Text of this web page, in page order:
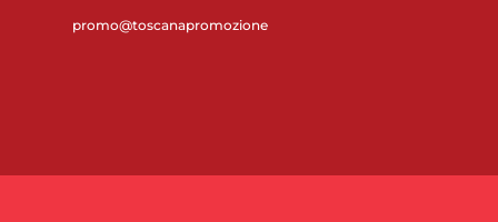
promo@toscanapromozione